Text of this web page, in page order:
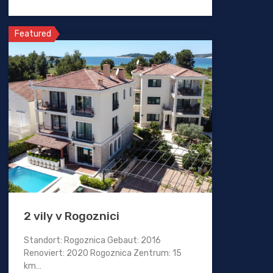
Featured
2 vily v Rogoznici
Standort: Rogoznica Gebaut: 2016
Renoviert: 2020 Rogoznica Zentrum: 15
km…